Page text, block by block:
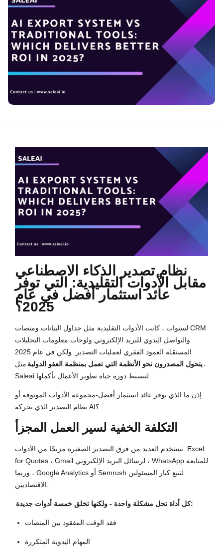
نظام تصدير الذكاء الاصطناعي
مقابل الأدوات التقليدية: التي توفر
عائد استثمار أفضل في عام
2025؟
لسنوات ، كانت الأدوات التقليدية مثل جداول البيانات ومنصات CRM
والتواصل اليدوي للبريد الإلكتروني ولوحات معلومات التحليلات
المستقلة العمود الفقري لعمليات التصدير. ولكن في عام 2025
،يتحول المصدرون نحو الأنظمة التي تعمل بمنظمة العفو الدولية مثل
Saleai لتبسيط دورة حياة تطوير الأعمال بأكملها.
إذن ما الذي يوفر عائد استثمار أفضل-مجموعة الأدوات الموثوقة أو
نظام التصدير الذي يحركه AI؟
التكلفة الخفية لسير العمل المجزأ
تستخدم العديد من فرق التصدير الصغيرة مزيجًا من الأدوات: Excel
for Quotes ، Gmail لرسائل البريد الإلكتروني ، WhatsApp للمتابعة
، وربما Google Analytics أو Semrush لتتبع كبار المسئولين
الاقتصاديين.
كل أداة تحل مشكلة واحدة - ولكنها تخلق خمسة أدوات جديدة:
فقد الوقت المفقود بين المنصات
المهام اليدوية المتكررة